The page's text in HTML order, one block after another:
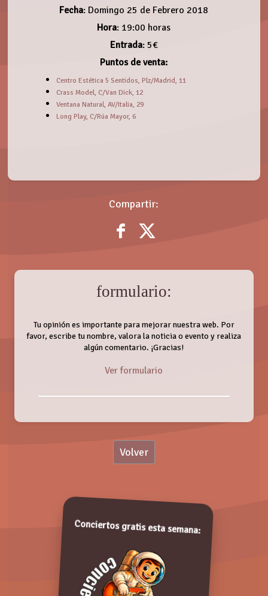
Fecha: Domingo 25 de Febrero 2018
Hora: 19:00 horas
Entrada: 5€
Puntos de venta:
Centro Estética 5 Sentidos, Plz/Madrid, 11
Crass Model, C/Van Dick, 12
Ventana Natural, AV/Italia, 29
Long Play, C/Rúa Mayor, 6
Compartir:
formulario:
Tu opinión es importante para mejorar nuestra web. Por
favor, escribe tu nombre, valora la noticia o evento y realiza
algún comentario. ¡Gracias!
Ver formulario
Domingo, 25 Febrero 2018
Valora de 1 a 5 puntos. ¡Gracias!
Volver
Conciertos gratis esta semana: